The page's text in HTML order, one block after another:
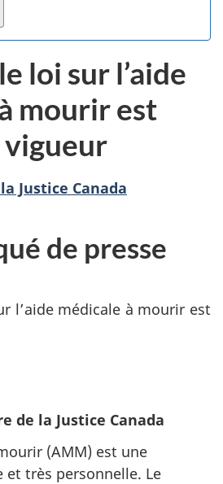
loi sur l’aide
mourir est
Justice Canada
de presse
de la Justice Canada
(AMM) est une
très personnelle. Le